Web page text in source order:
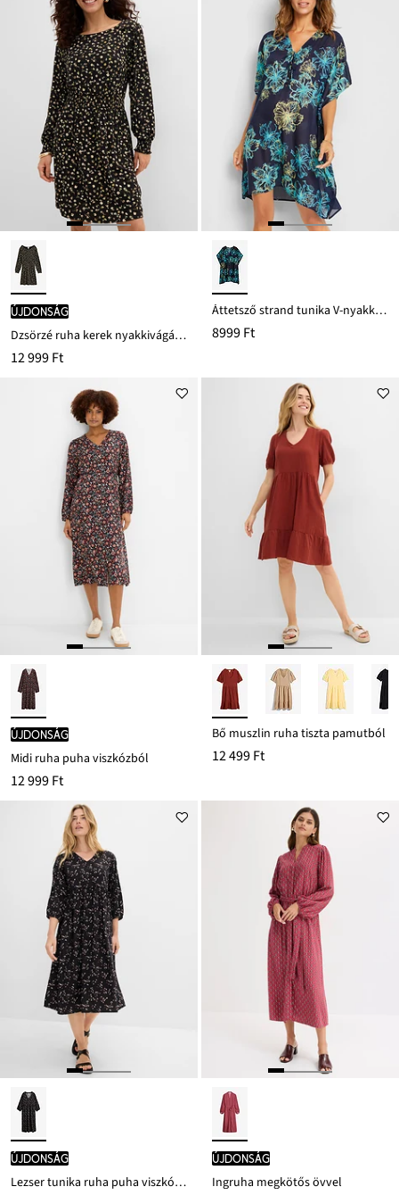
újdonság
Dzsörzé ruha kerek nyakkivágással
12 999 Ft
Áttetsző strand tunika V-nyakkivágással
8999 Ft
újdonság
Midi ruha puha viszkózból
12 999 Ft
Bő muszlin ruha tiszta pamutból
12 499 Ft
újdonság
Lezser tunika ruha puha viszkózból
újdonság
Ingruha megkötős övvel